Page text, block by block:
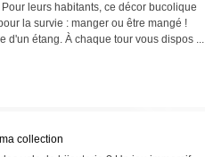
leurs habitants, ce décor bucolique
la survie : manger ou être mangé !
d'un étang. À chaque tour vous dispos ...
collection